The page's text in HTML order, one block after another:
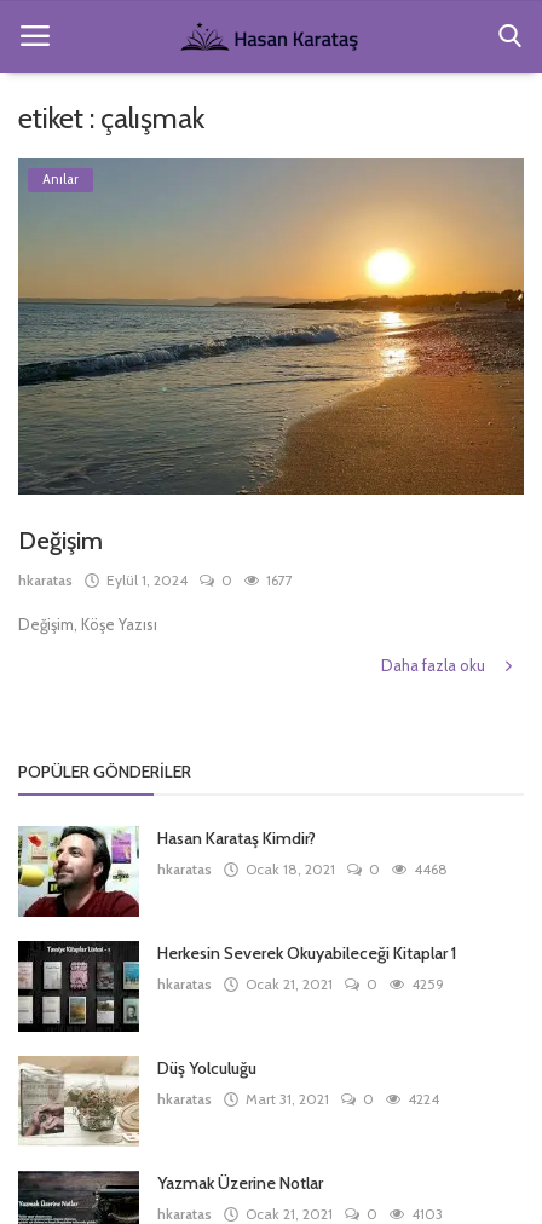
Köşe Yazıları
Hakkımda
Şiirler
Kitaplar
Giriş
etiket : çalışmak
Anılar
Değişim
hkaratas Eylül 1, 2024 0 1677
Değişim, Köşe Yazısı
Daha fazla oku
POPÜLER GÖNDERILER
Hasan Karataş Kimdir?
hkaratas Ocak 18, 2021 0 4468
Herkesin Severek Okuyabileceği Kitaplar 1
hkaratas Ocak 21, 2021 0 4259
Düş Yolculuğu
hkaratas Mart 31, 2021 0 4224
Yazmak Üzerine Notlar
hkaratas Ocak 21, 2021 0 4103